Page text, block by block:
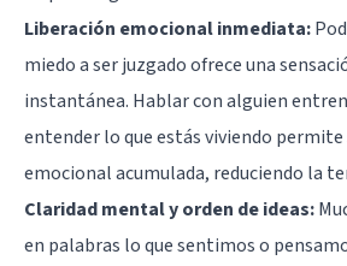
Liberación emocional inmediata:
miedo a ser juzgado ofrece una
instantánea. Hablar con alguien
entender lo que estás viviendo
emocional acumulada, reduciendo la
Claridad mental y orden de ideas:
en palabras lo que sentimos o